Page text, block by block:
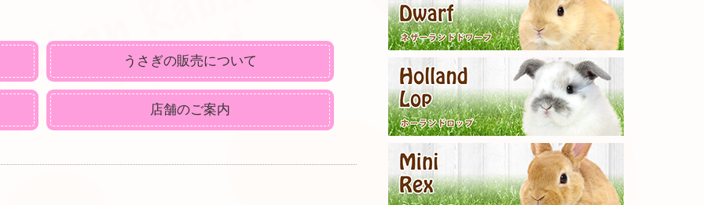
うさぎの販売について
店舗のご案内